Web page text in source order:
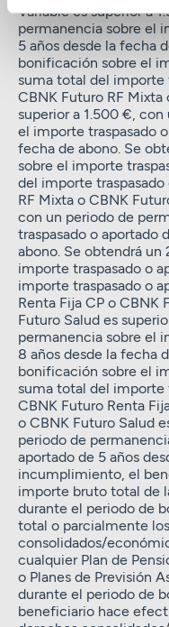
Variable es superior a
permanencia sobre el
5 años desde la fecha
bonificación sobre el
suma total del importe
CBNK Futuro RF Mixta
superior a 1.500 €,
el importe traspasado
fecha de abono. Se
sobre el importe
del importe
RF Mixta o CBNK
con un periodo de
traspasado o aportado
abono. Se obtendrá
importe traspasado o
importe traspasado o
Renta Fija CP o CBNK
Futuro Salud es
permanencia sobre el
8 años desde la fecha
bonificación sobre el
suma total del importe
CBNK Futuro Renta
o CBNK Futuro Salud
periodo de
aportado de 5 años
incumplimiento, el
importe bruto total de
durante el periodo de
total o parcialmente
consolidados/
cualquier Plan de
o Planes de Previsión
durante el periodo de
beneficiario hace